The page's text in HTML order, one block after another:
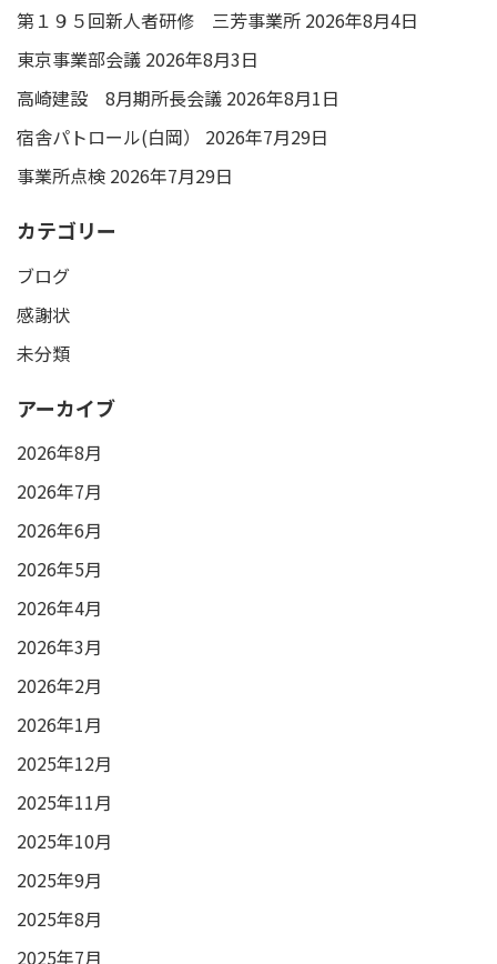
第１９５回新人者研修 三芳事業所 2026年8月4日
東京事業部会議 2026年8月3日
高崎建設 8月期所長会議 2026年8月1日
宿舎パトロール(白岡）
2026年7月29日
事業所点検 2026年7月29日
カテゴリー
ブログ
感謝状
未分類
アーカイブ
2026年8月
2026年7月
2026年6月
2026年5月
2026年4月
2026年3月
2026年2月
2026年1月
2025年12月
2025年11月
2025年10月
2025年9月
2025年8月
2025年7月